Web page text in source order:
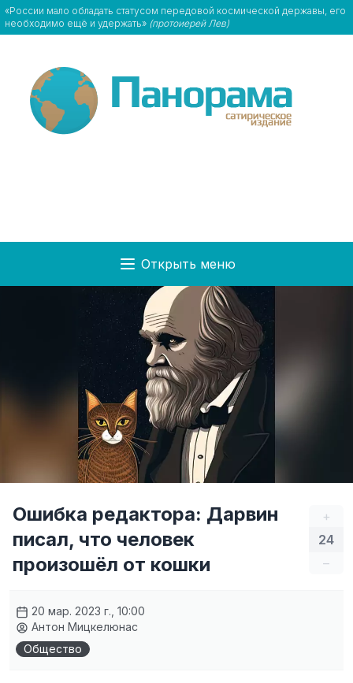
«России мало обладать статусом передовой космической державы, его
необходимо ещё и удержать» (протоиерей Лев)
Открыть меню
+
24
–
Ошибка редактора: Дарвин
писал, что человек
произошёл от кошки
20 мар. 2023 г., 10:00
Антон Мицкелюнас
Общество